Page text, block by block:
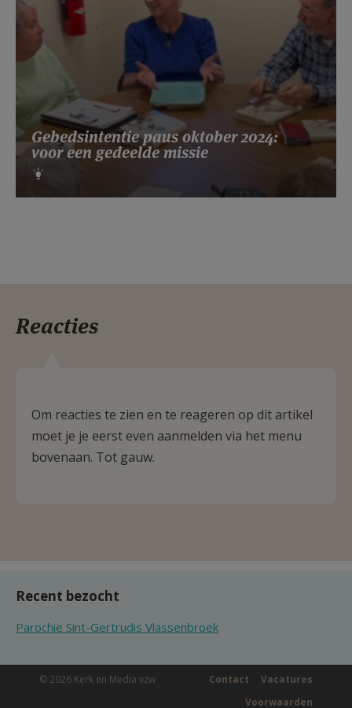
Gebedsintentie paus oktober 2024:
voor een gedeelde missie
Reacties
Om reacties te zien en te reageren op dit artikel
moet je je eerst even aanmelden via het menu
bovenaan. Tot gauw.
Recent bezocht
Parochie Sint-Gertrudis Vlassenbroek
© 2026 Kerk en Media vzw Vacatures
Contact
Voorwaarden